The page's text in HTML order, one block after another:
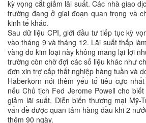
kỳ vọng cắt giảm lãi suất. Các nhà giao
trường đang ở giai đoạn quan trọng và
kinh tế khác.
Sau dữ liệu CPI, giới đầu tư tiếp tục kỳ
vào tháng 9 và tháng 12. Lãi suất thấp
vàng do kim loại này không mang lại lợi
trường còn chờ đợi các số liệu khác như
đơn xin trợ cấp thất nghiệp hàng tuần và
Haberkorn nói thêm yếu tố tiêu cực
nếu Chủ tịch Fed Jerome Powell cho
giảm lãi suất. Diễn biến thương mại Mỹ-
vấn đề được quan tâm hàng đầu khi 2
thêm 90 ngày.